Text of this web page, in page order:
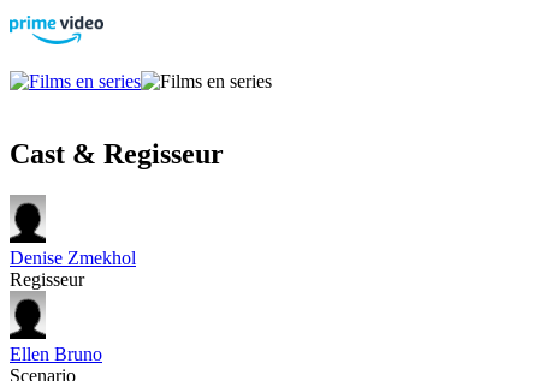
Cast & Regisseur
Denise Zmekhol
Regisseur
Ellen Bruno
Scenario